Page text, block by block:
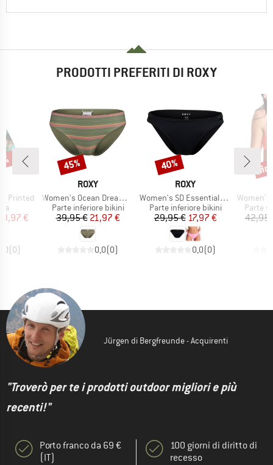
PRODOTTI PREFERITI DI ROXY
Printed
prodotti
ridotto
€
(0)
MARCHIO
ROXY
Articolo
Women's Ocean Dreamer Hipster
Gruppo di prodotti
Parte inferiore bikini
Prezzo
39,95 €Prezzo ridotto
21,97 €
0,0(0)
Sconto
45%
MARCHIO
ROXY
Articolo
Women's SD Essentials Classic
Gruppo di prodotti
Parte inferiore bikini
Prezzo
29,95 €Prezzo ridotto
17,97 €
0,0(0)
Sconto
40%
Articolo
Women's
Parte
42,95
Jürgen di Bergfreunde - Acquirenti
"Troverò per te i prodotti outdoor migliori e più
recenti!"
Porto franco da 69 €
(IT)
100 giorni di diritto di
recesso